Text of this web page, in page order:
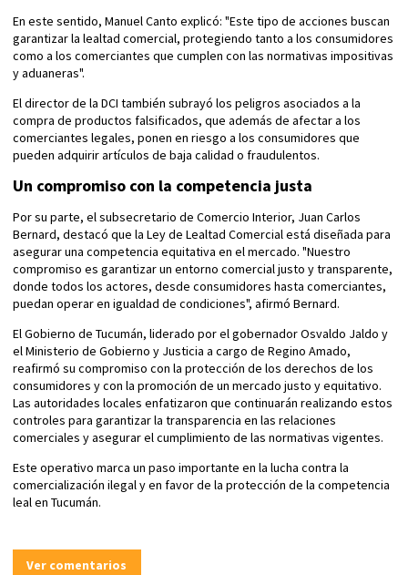
En este sentido, Manuel Canto explicó: "Este tipo de acciones buscan
garantizar la lealtad comercial, protegiendo tanto a los consumidores
como a los comerciantes que cumplen con las normativas impositivas
y aduaneras".
El director de la DCI también subrayó los peligros asociados a la
compra de productos falsificados, que además de afectar a los
comerciantes legales, ponen en riesgo a los consumidores que
pueden adquirir artículos de baja calidad o fraudulentos.
Un compromiso con la competencia justa
Por su parte, el subsecretario de Comercio Interior, Juan Carlos
Bernard, destacó que la Ley de Lealtad Comercial está diseñada para
asegurar una competencia equitativa en el mercado. "Nuestro
compromiso es garantizar un entorno comercial justo y transparente,
donde todos los actores, desde consumidores hasta comerciantes,
puedan operar en igualdad de condiciones", afirmó Bernard.
El Gobierno de Tucumán, liderado por el gobernador Osvaldo Jaldo y
el Ministerio de Gobierno y Justicia a cargo de Regino Amado,
reafirmó su compromiso con la protección de los derechos de los
consumidores y con la promoción de un mercado justo y equitativo.
Las autoridades locales enfatizaron que continuarán realizando estos
controles para garantizar la transparencia en las relaciones
comerciales y asegurar el cumplimiento de las normativas vigentes.
Este operativo marca un paso importante en la lucha contra la
comercialización ilegal y en favor de la protección de la competencia
leal en Tucumán.
Ver comentarios